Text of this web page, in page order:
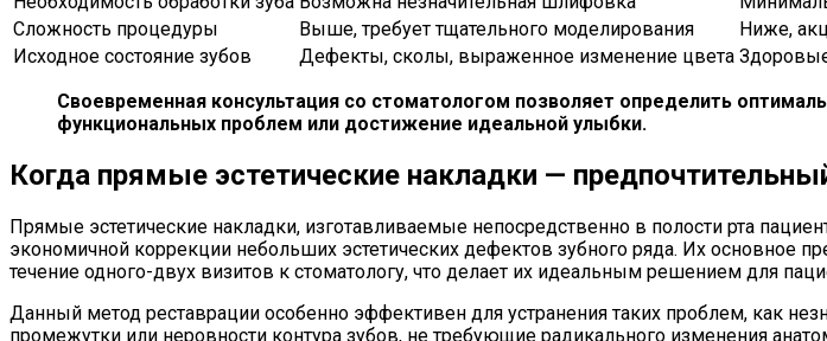
Сложность процедуры
Выше, требует тщательного моделирования
Ниже,
Исходное состояние зубов
Дефекты, сколы, выраженное изменение цвета
Своевременная консультация со стоматологом позволяет определить
функциональных проблем или достижение идеальной улыбки.
Когда прямые эстетические накладки —
Прямые эстетические накладки, изготавливаемые непосредственно в полости рта
экономичной коррекции небольших эстетических дефектов зубного ряда. Их основное
течение одного-двух визитов к стоматологу, что делает их идеальным решением для
Данный метод реставрации особенно эффективен для устранения таких проблем, как
промежутки или неровности контура зубов, не требующие радикального изменения